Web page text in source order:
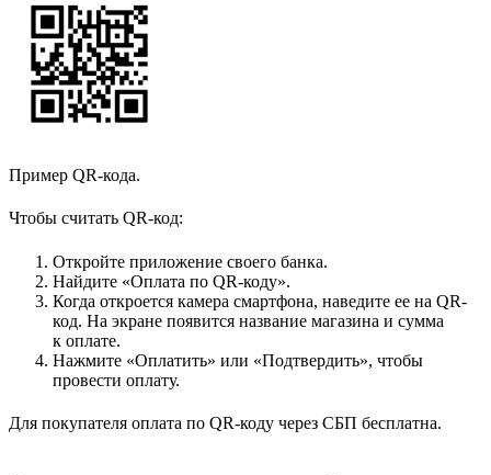
Пример QR-кода.
Чтобы считать QR-код:
Откройте приложение своего банка.
Найдите «Оплата по QR-коду».
Когда откроется камера смартфона, наведите ее на QR-
код. На экране появится название магазина и сумма
к оплате.
Нажмите «Оплатить» или «Подтвердить», чтобы
провести оплату.
Для покупателя оплата по QR-коду через СБП бесплатна.